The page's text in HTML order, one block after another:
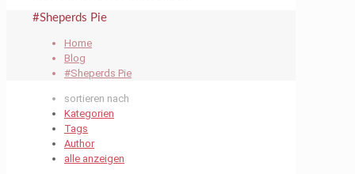
#Sheperds Pie
Home
Blog
#Sheperds Pie
sortieren nach
Kategorien
Tags
Author
alle anzeigen